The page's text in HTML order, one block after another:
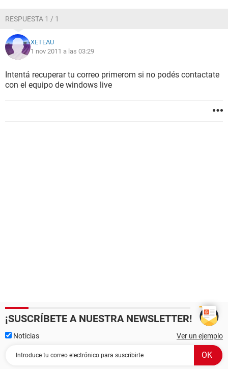
RESPUESTA 1 / 1
XETEAU
1 nov 2011 a las 03:29
Intentá recuperar tu correo primerom si no podés contactate
con el equipo de windows live
¡SUSCRÍBETE A NUESTRA NEWSLETTER!
Noticias Ver un ejemplo